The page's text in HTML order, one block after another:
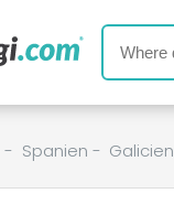
- Spanien - Galicien